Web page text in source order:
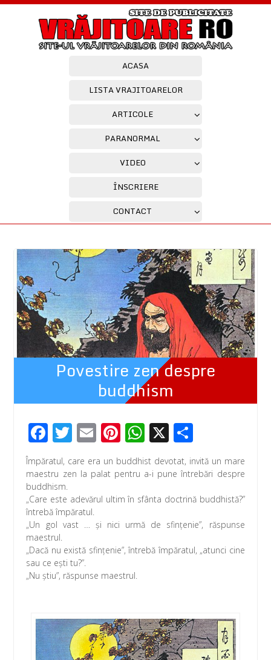
ACASA
LISTA VRAJITOARELOR
ARTICOLE
PARANORMAL
VIDEO
ÎNSCRIERE
CONTACT
Povestire zen despre
buddhism
F
ac
e
b
o
o
k
T
tt
er
E
ail
Pi
nt
er
e
st
W
h
at
s
A
p
p
X
ar
ta
je
az
ă
Împăratul, care era un buddhist devotat, invită un mare
maestru zen la palat pentru a-i pune întrebări despre
buddhism.
„Care este adevărul ultim în sfânta doctrină buddhistă?”
întrebă împăratul.
„Un gol vast … şi nici urmă de sfinţenie”, răspunse
maestrul.
„Dacă nu există sfinţenie”, întrebă împăratul, „atunci cine
sau ce eşti tu?”.
„Nu ştiu”, răspunse maestrul.